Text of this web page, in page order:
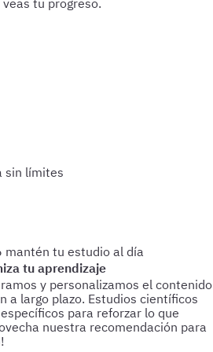
tu progreso.
sin límites
mantén tu estudio al día
tu aprendizaje
y personalizamos el contenido
a largo plazo. Estudios científicos
para reforzar lo que
nuestra recomendación para